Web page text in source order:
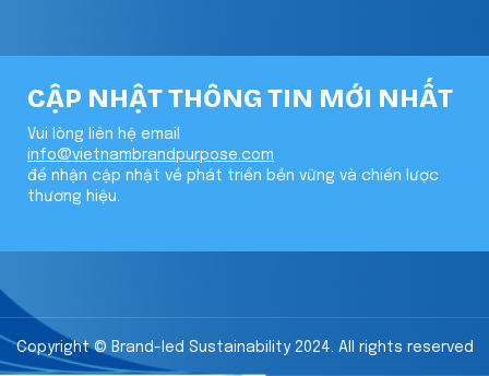
CẬP NHẬT THÔNG TIN MỚI NHẤT
Vui lòng liên hệ email
info@vietnambrandpurpose.com
để nhận cập nhật về phát triển bền vững và chiến lược
thương hiệu.
Copyright © Brand-led Sustainability 2024. All rights reserved